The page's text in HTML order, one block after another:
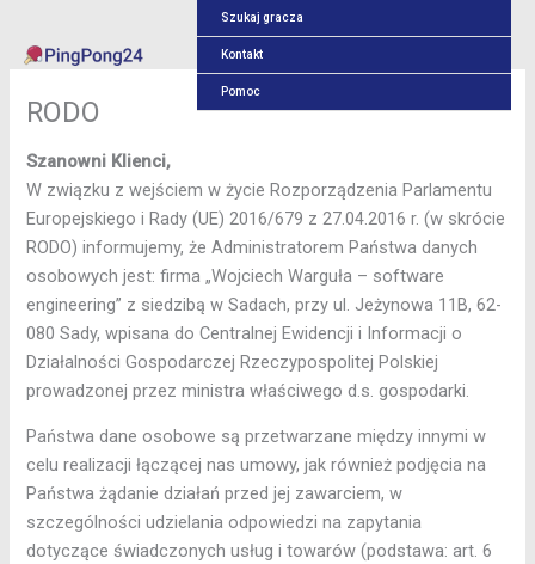
treści
Szukaj gracza
Kontakt
Pomoc
RODO
Szanowni Klienci,
W związku z wejściem w życie Rozporządzenia Parlamentu
Europejskiego i Rady (UE) 2016/679 z 27.04.2016 r. (w skrócie
RODO) informujemy, że Administratorem Państwa danych
osobowych jest: firma „Wojciech Warguła – software
engineering” z siedzibą w Sadach, przy ul. Jeżynowa 11B, 62-
080 Sady, wpisana do Centralnej Ewidencji i Informacji o
Działalności Gospodarczej Rzeczypospolitej Polskiej
prowadzonej przez ministra właściwego d.s. gospodarki.
Państwa dane osobowe są przetwarzane między innymi w
celu realizacji łączącej nas umowy, jak również podjęcia na
Państwa żądanie działań przed jej zawarciem, w
szczególności udzielania odpowiedzi na zapytania
dotyczące świadczonych usług i towarów (podstawa: art. 6